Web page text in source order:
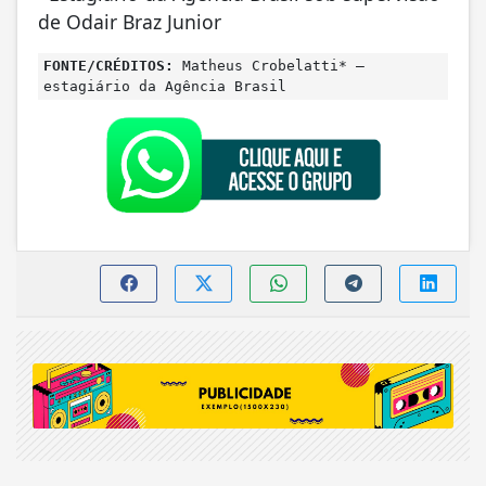
de Odair Braz Junior
FONTE/CRÉDITOS:
Matheus Crobelatti* –
estagiário da Agência Brasil